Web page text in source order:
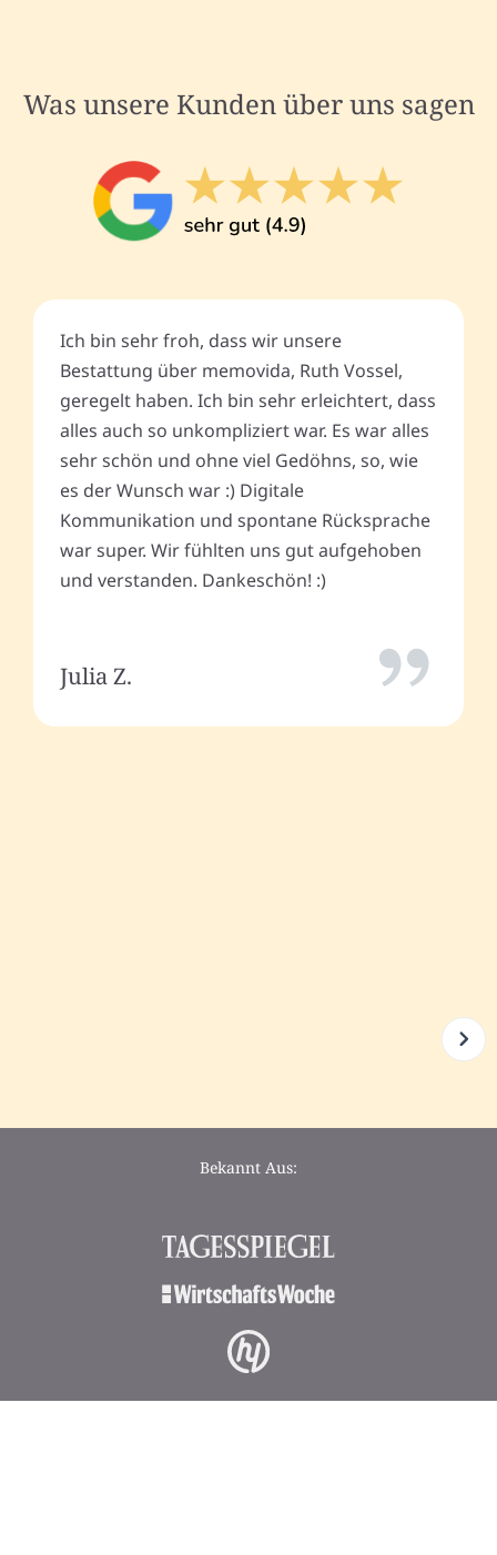
Was unsere Kunden über uns sagen
Ich bin sehr froh, dass wir unsere
Bestattung über memovida, Ruth Vossel,
geregelt haben. Ich bin sehr erleichtert, dass
alles auch so unkompliziert war. Es war alles
sehr schön und ohne viel Gedöhns, so, wie
es der Wunsch war :) Digitale
Kommunikation und spontane Rücksprache
war super. Wir fühlten uns gut aufgehoben
und verstanden. Dankeschön! :)
Julia Z.
Bekannt Aus: